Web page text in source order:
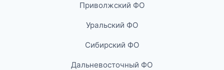
Приволжский ФО
Уральский ФО
Сибирский ФО
Дальневосточный ФО